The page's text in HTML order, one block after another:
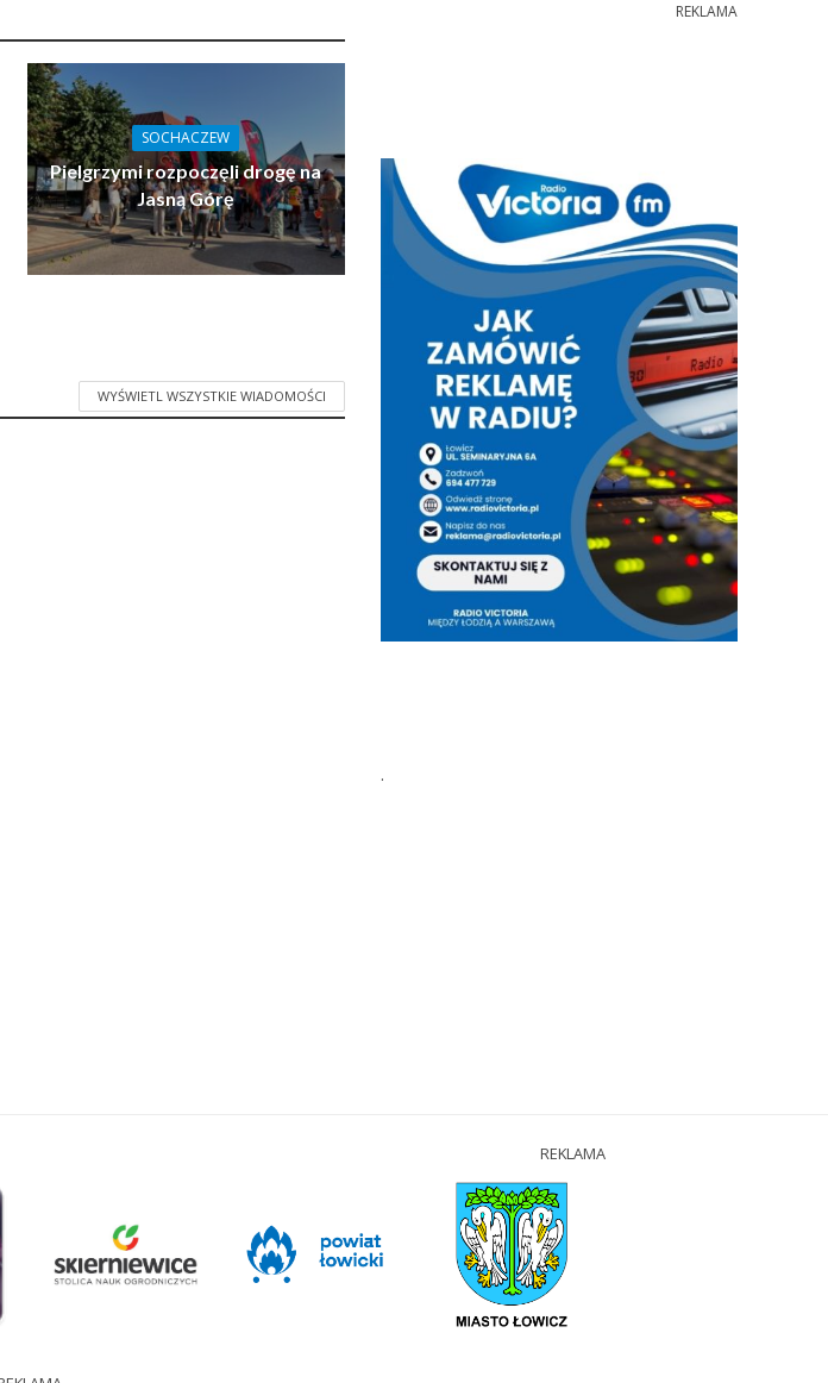
SOCHACZEW
Pielgrzymi rozpoczęli drogę na
Jasną Górę
WYŚWIETL WSZYSTKIE WIADOMOŚCI
REKLAMA
.
REKLAMA